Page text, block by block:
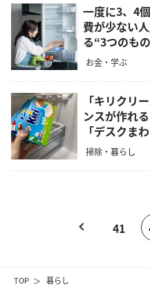
TOP 暮らし
一度に3、4
費が少ない
る“3つのも
お金・学ぶ
「キリクリ
ンスが作れ
「デスクま
掃除・暮らし
41